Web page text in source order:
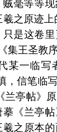
毫等等
之原迹
是这卷
集王圣教
某一临写
，信笔临
亭帖》
《兰亭
之原本